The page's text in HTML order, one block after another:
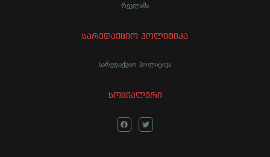
რეკლამა
სარედაქციო პოლიტიკა
სარედაქციო პოლიტიკა
სოციალური